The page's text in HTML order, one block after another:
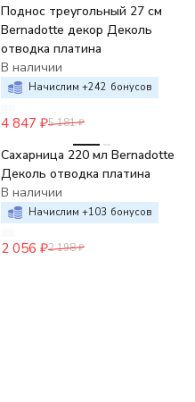
Поднос треугольный 27 см
Bernadotte декор Деколь
отводка платина
В наличии
Начислим +242 бонусов
4 847 ₽5 181 ₽
-6%
Сахарница 220 мл Bernadotte
Деколь отводка платина
В наличии
Начислим +103 бонусов
2 056 ₽2 198 ₽